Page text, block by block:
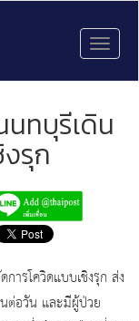
นทบุรีเดิน
รุก
ารโควิดแบบเชิงรุก ส่ง
ต่อวัน และมีผู้ป่วย